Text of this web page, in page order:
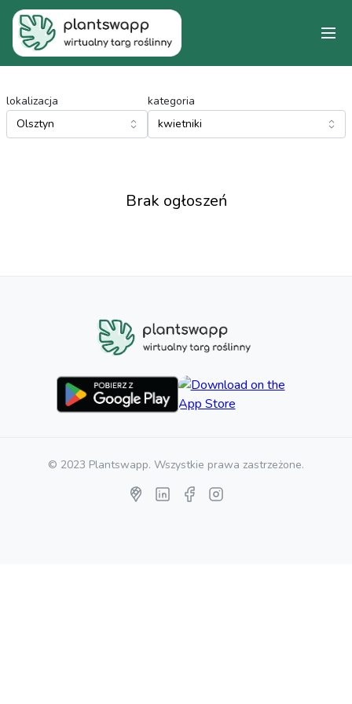
lokalizacja kategoria
Brak ogłoszeń
© 2023 Plantswapp. Wszystkie prawa zastrzeżone.